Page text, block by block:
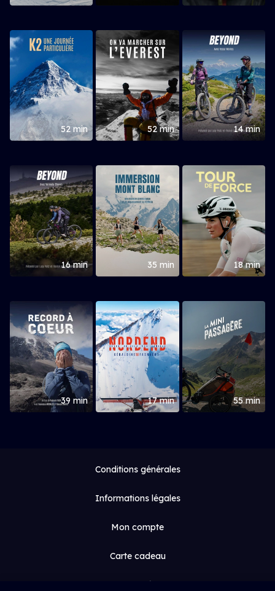
52 min 52 min 14 min
16 min 35 min 18 min
39 min 17 min 55 min
Conditions générales
Informations légales
Mon compte
Carte cadeau
Espace médias